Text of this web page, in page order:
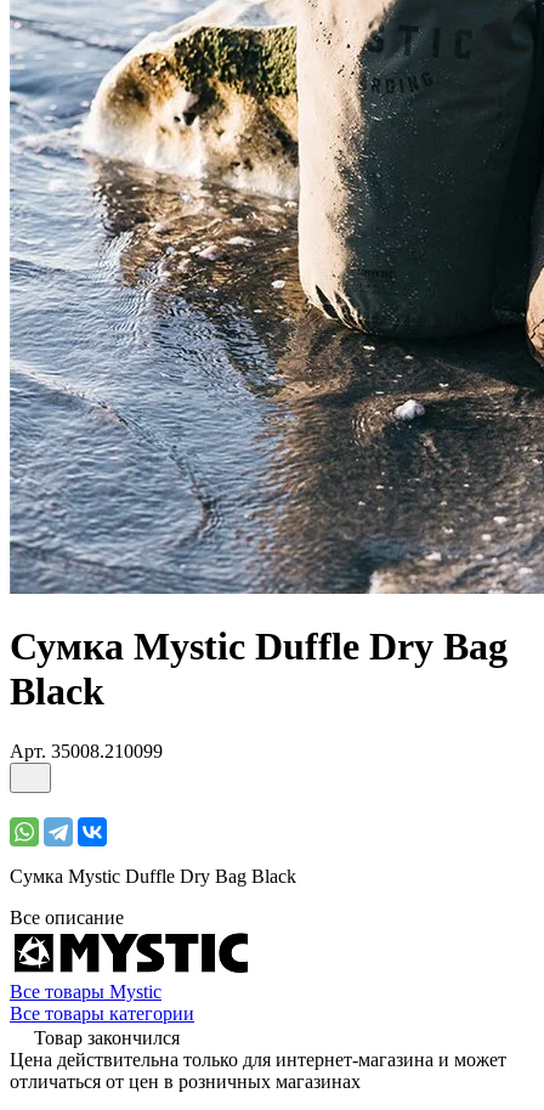
Сумка Mystic Duffle Dry Bag
Black
Арт. 35008.210099
Сумка Mystic Duffle Dry Bag Black
Все описание
Все товары Mystic
Все товары категории
Товар закончился
Цена действительна только для интернет-магазина и может
отличаться от цен в розничных магазинах